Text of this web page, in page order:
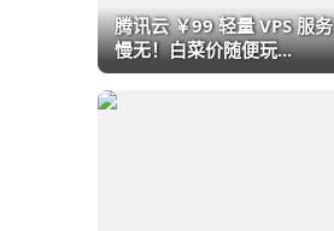
腾讯云 ￥99 轻量 VPS 服
慢无！白菜价随便玩...